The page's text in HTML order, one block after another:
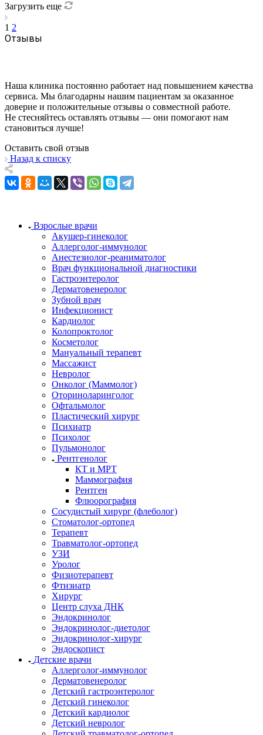
Загрузить еще
1 2
Отзывы
Наша клиника постоянно работает над повышением качества
сервиса. Мы благодарны нашим пациентам за оказанное
доверие и положительные отзывы о совместной работе.
Не стесняйтесь оставлять отзывы — они помогают нам
становиться лучше!
Оставить свой отзыв
Назад к списку
Взрослые врачи
Акушер-гинеколог
Аллерголог-иммунолог
Анестезиолог-реаниматолог
Врач функциональной диагностики
Гастроэнтеролог
Дерматовенеролог
Зубной врач
Инфекционист
Кардиолог
Колопроктолог
Косметолог
Мануальный терапевт
Массажист
Невролог
Онколог (Маммолог)
Оториноларинголог
Офтальмолог
Пластический хирург
Психиатр
Психолог
Пульмонолог
Рентгенолог
КТ и МРТ
Маммография
Рентген
Флюорография
Сосудистый хирург (флеболог)
Стоматолог-ортопед
Терапевт
Травматолог-ортопед
УЗИ
Уролог
Физиотерапевт
Фтизиатр
Хирург
Центр слуха ДНК
Эндокринолог
Эндокринолог-диетолог
Эндокринолог-хирург
Эндоскопист
Детские врачи
Аллерголог-иммунолог
Дерматовенеролог
Детский гастроэнтеролог
Детский гинеколог
Детский кардиолог
Детский невролог